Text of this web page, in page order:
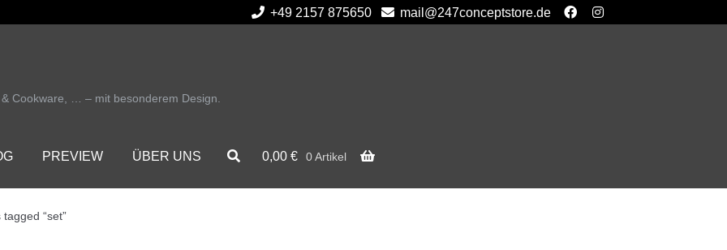
+49 2157 875650 mail@247conceptstore.de
Cookware, … – mit besonderem Design.
PREVIEW ÜBER UNS 0,00€ 0 Artikel
“set”